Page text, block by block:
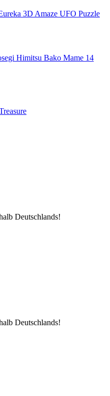
3D Amaze UFO Puzzle
Himitsu Bako Mame 14
Deutschlands!
Deutschlands!